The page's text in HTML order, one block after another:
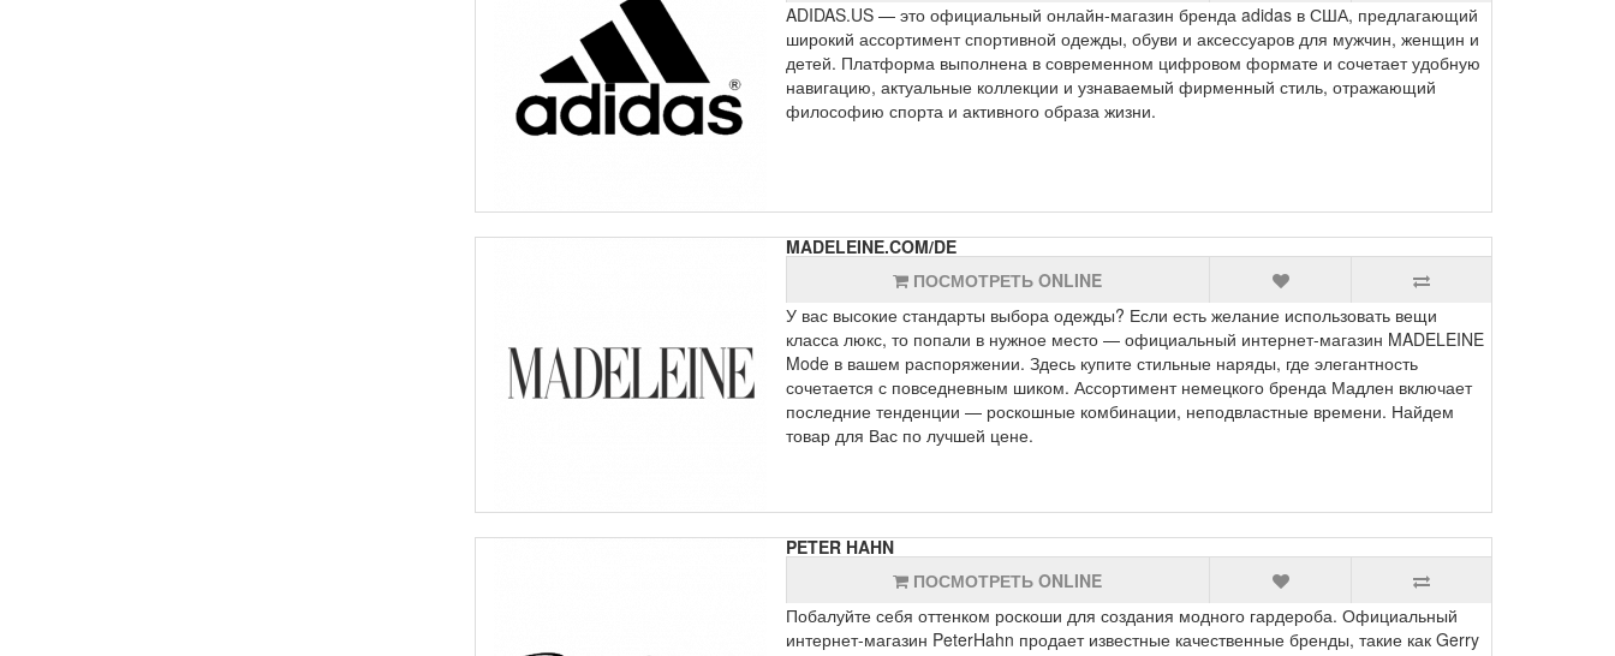
ADIDAS.US — это официальный онлайн-магазин бренда adidas в США, предлагающий
широкий ассортимент спортивной одежды, обуви и аксессуаров для мужчин, женщин и
детей. Платформа выполнена в современном цифровом формате и сочетает удобную
навигацию, актуальные коллекции и узнаваемый фирменный стиль, отражающий
философию спорта и активного образа жизни.
MADELEINE.COM/DE
ПОСМОТРЕТЬ ONLINE
У вас высокие стандарты выбора одежды? Если есть желание использовать вещи
класса люкс, то попали в нужное место — официальный интернет-магазин MADELEINE
Mode в вашем распоряжении. Здесь купите стильные наряды, где элегантность
сочетается с повседневным шиком. Ассортимент немецкого бренда Мадлен включает
последние тенденции — роскошные комбинации, неподвластные времени. Найдем
товар для Вас по лучшей цене.
PETER HAHN
ПОСМОТРЕТЬ ONLINE
Побалуйте себя оттенком роскоши для создания модного гардероба. Официальный
интернет-магазин PeterHahn продает известные качественные бренды, такие как Gerry